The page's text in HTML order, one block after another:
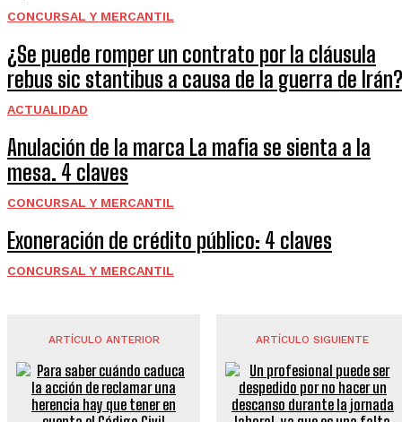
CONCURSAL Y MERCANTIL
¿Se puede romper un contrato por la cláusula
rebus sic stantibus a causa de la guerra de Irán?
ACTUALIDAD
Anulación de la marca La mafia se sienta a la
mesa. 4 claves
CONCURSAL Y MERCANTIL
Exoneración de crédito público: 4 claves
CONCURSAL Y MERCANTIL
ARTÍCULO ANTERIOR ARTÍCULO SIGUIENTE